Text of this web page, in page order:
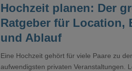
Hochzeit planen: Der
Ratgeber für Location,
und Ablauf
Eine Hochzeit gehört für viele Paare zu
aufwendigsten privaten Veranstaltungen.